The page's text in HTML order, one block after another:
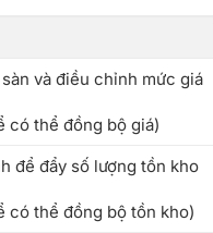
và điều chỉnh mức giá
có thể đồng bộ giá)
để đẩy số lượng tồn kho
có thể đồng bộ tồn kho)